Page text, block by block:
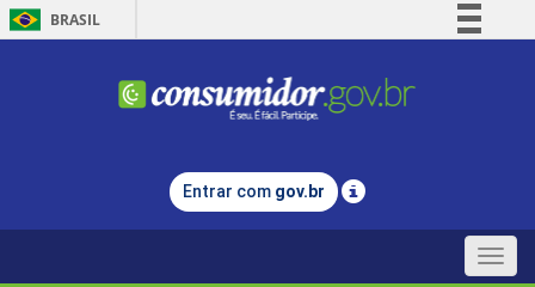
BRASIL
Comunica BR
Legislação
Entrar com gov.br
Toggle